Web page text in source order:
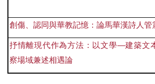
創傷、認同與華教記憶：論馬華漢詩人管
抒情離現代作為方法：以文學—建築文
察場域兼述相遇論